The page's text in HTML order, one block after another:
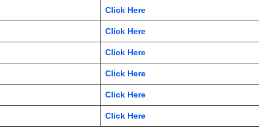
Click Here
Click Here
Click Here
Click Here
Click Here
Click Here